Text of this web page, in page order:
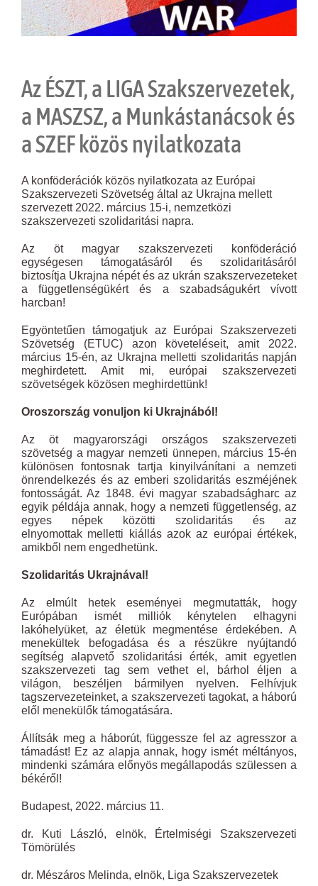
Az ÉSZT, a LIGA Szakszervezetek,
a MASZSZ, a Munkástanácsok és
a SZEF közös nyilatkozata
A konföderációk közös nyilatkozata az Európai
Szakszervezeti Szövetség által az Ukrajna mellett
szervezett 2022. március 15-i, nemzetközi
szakszervezeti szolidaritási napra.
Az öt magyar szakszervezeti konföderáció
egységesen támogatásáról és szolidaritásáról
biztosítja Ukrajna népét és az ukrán szakszervezeteket
a függetlenségükért és a szabadságukért vívott
harcban!
Egyöntetűen támogatjuk az Európai Szakszervezeti
Szövetség (ETUC) azon követeléseit, amit 2022.
március 15-én, az Ukrajna melletti szolidaritás napján
meghirdetett. Amit mi, európai szakszervezeti
szövetségek közösen meghirdettünk!
Oroszország vonuljon ki Ukrajnából!
Az öt magyarországi országos szakszervezeti
szövetség a magyar nemzeti ünnepen, március 15-én
különösen fontosnak tartja kinyilvánítani a nemzeti
önrendelkezés és az emberi szolidaritás eszméjének
fontosságát. Az 1848. évi magyar szabadságharc az
egyik példája annak, hogy a nemzeti függetlenség, az
egyes népek közötti szolidaritás és az
elnyomottak melletti kiállás azok az európai értékek,
amikből nem engedhetünk.
Szolidaritás Ukrajnával!
Az elmúlt hetek eseményei megmutatták, hogy
Európában ismét milliók kénytelen elhagyni
lakóhelyüket, az életük megmentése érdekében. A
menekültek befogadása és a részükre nyújtandó
segítség alapvető szolidaritási érték, amit egyetlen
szakszervezeti tag sem vethet el, bárhol éljen a
világon, beszéljen bármilyen nyelven. Felhívjuk
tagszervezeteinket, a szakszervezeti tagokat, a háború
elől menekülők támogatására.
Állítsák meg a háborút, függessze fel az agresszor a
támadást! Ez az alapja annak, hogy ismét méltányos,
mindenki számára előnyös megállapodás szülessen a
békéről!
Budapest, 2022. március 11.
dr. Kuti László, elnök, Értelmiségi Szakszervezeti
Tömörülés
dr. Mészáros Melinda, elnök, Liga Szakszervezetek